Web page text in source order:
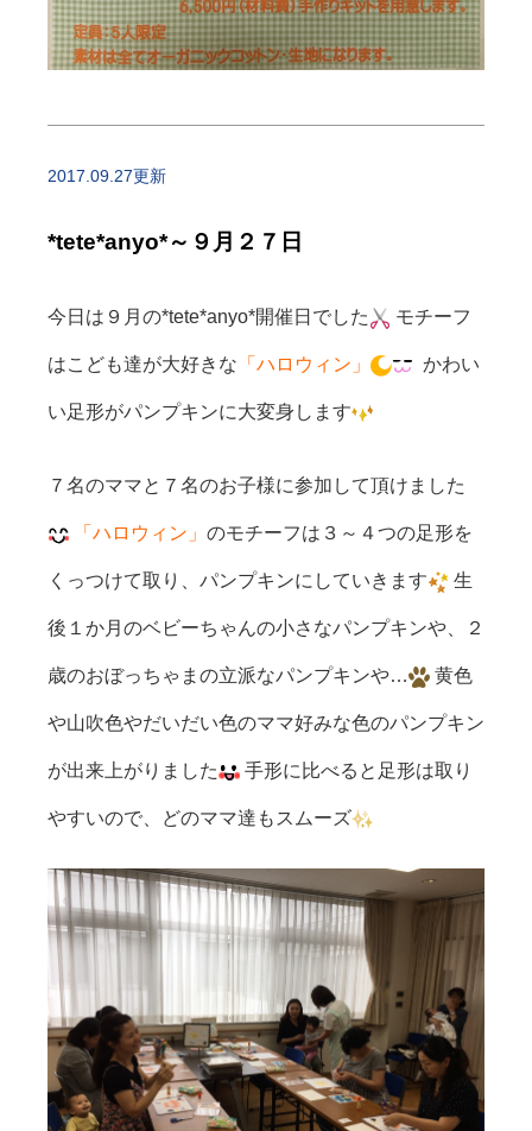
2017.09.27更新
*tete*anyo*～９月２７日
今日は９月の*tete*anyo*開催日でした モチーフ
はこども達が大好きな 「ハロウィン」 かわい
い足形がパンプキンに大変身します
７名のママと７名のお子様に参加して頂けました
「ハロウィン」 のモチーフは３～４つの足形を
くっつけて取り、パンプキンにしていきます 生
後１か月のベビーちゃんの小さなパンプキンや、２
歳のおぼっちゃまの立派なパンプキンや… 黄色
や山吹色やだいだい色のママ好みな色のパンプキン
が出来上がりました 手形に比べると足形は取り
やすいので、どのママ達もスムーズ